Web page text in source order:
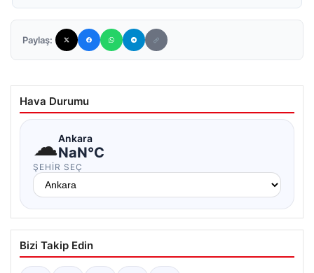
Paylaş:
Hava Durumu
☁Ankara
NaN°C
ŞEHIR SEÇ
Bizi Takip Edin